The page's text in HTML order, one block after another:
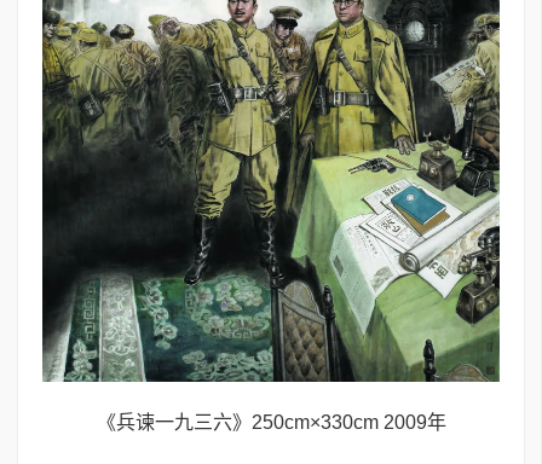
《兵谏一九三六》250cm×330cm 2009年